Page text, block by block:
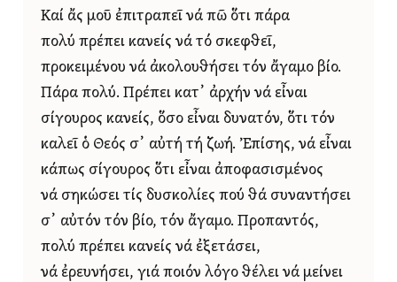
Καί ἄς μοῦ ἐπιτραπεῖ νά πῶ ὅτι πάρα
πολύ πρέπει κανείς νά τό σκεφθεῖ,
προκειμένου νά ἀκολουθήσει τόν ἄγαμο βίο.
Πάρα πολύ. Πρέπει κατ᾿ ἀρχήν νά εἶναι
σίγουρος κανείς, ὅσο εἶναι δυνατόν, ὅτι τόν
καλεῖ ὁ Θεός σ᾿ αὐτή τή ζωή. Ἐπίσης, νά εἶναι
κάπως σίγουρος ὅτι εἶναι ἀποφασισμένος
νά σηκώσει τίς δυσκολίες πού θά συναντήσει
σ᾿ αὐτόν τόν βίο, τόν ἄγαμο. Προπαντός,
πολύ πρέπει κανείς νά ἐξετάσει,
νά ἐρευνήσει, γιά ποιόν λόγο θέλει νά μείνει